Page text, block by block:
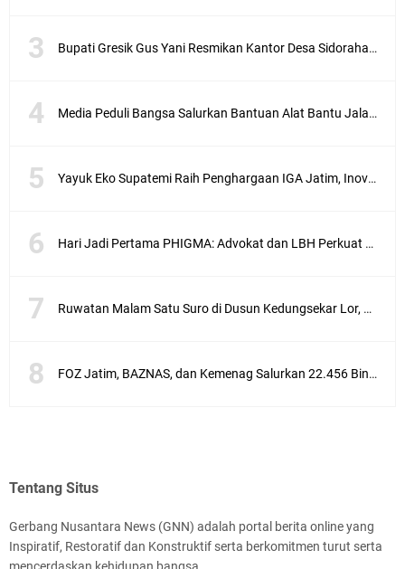
Bupati Gresik Gus Yani Resmikan Kantor Desa Sidoraharjo: Simbol Komitmen Pelayanan Publik dan Kepedulian Sosial
Media Peduli Bangsa Salurkan Bantuan Alat Bantu Jalan untuk Lansia
Yayuk Eko Supatemi Raih Penghargaan IGA Jatim, Inovasi Wayang Kulit untuk Anak Berkebutuhan Khusus
Hari Jadi Pertama PHIGMA: Advokat dan LBH Perkuat Soliditas di Jakarta
Ruwatan Malam Satu Suro di Dusun Kedungsekar Lor, Tradisi Luhur yang Terus Istiqomah
FOZ Jatim, BAZNAS, dan Kemenag Salurkan 22.456 Bingkisan Lebaran Yatim Serentak di Berbagai Daerah di Jawa Timur
Tentang Situs
Gerbang Nusantara News (GNN) adalah portal berita online yang
Inspiratif, Restoratif dan Konstruktif serta berkomitmen turut serta